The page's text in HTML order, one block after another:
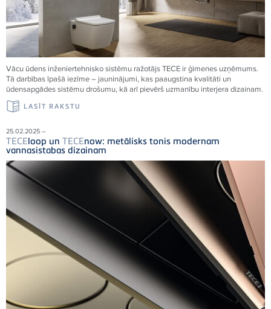
Vācu ūdens inženiertehnisko sistēmu ražotājsTECE ir ģimenes uzņēmums.
Tā darbības īpašā iezīme – jauninājumi, kas paaugstina kvalitāti un
ūdensapgādes sistēmu drošumu, kā arī pievērš uzmanību interjera dizainam.
LASĪT RAKSTU
25.02.2025 –
TECEloop un TECEnow: metālisks tonis modernam
vannasistabas dizainam